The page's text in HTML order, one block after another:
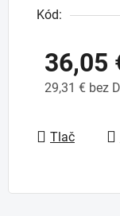
Kód:
36,05
29,31 € bez
Tlač